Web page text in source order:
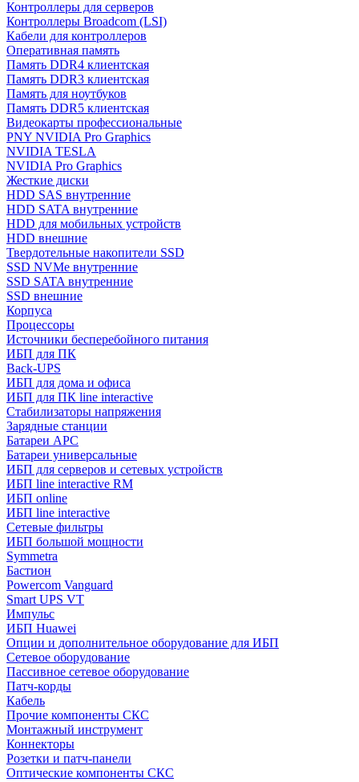
Контроллеры для серверов
Контроллеры Broadcom (LSI)
Кабели для контроллеров
Оперативная память
Память DDR4 клиентская
Память DDR3 клиентская
Память для ноутбуков
Память DDR5 клиентская
Видеокарты профессиональные
PNY NVIDIA Pro Graphics
NVIDIA TESLA
NVIDIA Pro Graphics
Жесткие диски
HDD SAS внутренние
HDD SATA внутренние
HDD для мобильных устройств
HDD внешние
Твердотельные накопители SSD
SSD NVMe внутренние
SSD SATA внутренние
SSD внешние
Корпуса
Процессоры
Источники бесперебойного питания
ИБП для ПК
Back-UPS
ИБП для дома и офиса
ИБП для ПК linе interactive
Стабилизаторы напряжения
Зарядные станции
Батареи APC
Батареи универсальные
ИБП для серверов и сетевых устройств
ИБП line interactive RM
ИБП online
ИБП linе interactive
Сетевые фильтры
ИБП большой мощности
Symmetra
Бастион
Powercom Vanguard
Smart UPS VT
Импульс
ИБП Huawei
Опции и дополнительное оборудование для ИБП
Сетевое оборудование
Пассивное сетевое оборудование
Патч-корды
Кабель
Прочие компоненты СКС
Монтажный инструмент
Коннекторы
Розетки и патч-панели
Оптические компоненты СКС